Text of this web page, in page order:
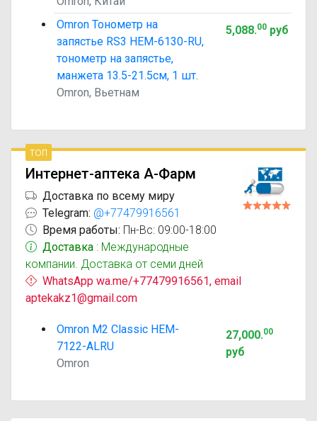
Omron Тонометр на
запястье RS3 НEM-6130-RU,
тонометр на запястье,
манжета 13.5-21.5см, 1 шт.
Omron, Вьетнам
5,088.00руб
топ
Интернет-аптека А-Фарм
Доставка по всему миру
Telegram: @+77479916561
Время работы: Пн-Вс: 09:00-18:00
Доставка : Международные
компании. Доставка от семи дней
WhatsApp wa.me/+77479916561, email
aptekakz1@gmail.com
Omron M2 Classic HEM-
7122-ALRU
Omron
27,000.00
руб